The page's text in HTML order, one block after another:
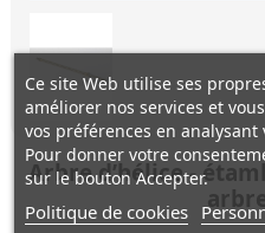
Arbre d’hélice -
Ce site Web utilise ses
améliorer nos services et
vos préférences en
Pour donner votre
sur le bouton Accepter.
Politique de cookies